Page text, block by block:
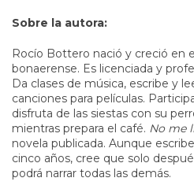
Sobre la autora:
Rocío Bottero nació y creció en
bonaerense. Es licenciada y
Da clases de música, escribe y
canciones para películas.
disfruta de las siestas con su
mientras prepara el café. No me
novela publicada. Aunque
cinco años, cree que solo
podrá narrar todas las demás.